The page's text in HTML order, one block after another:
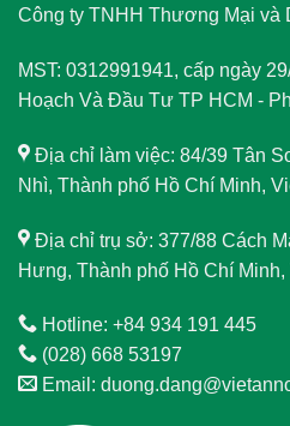
Công ty TNHH Thương Mại và
MST: 0312991941, cấp ngày
Hoạch Và Đầu Tư TP HCM -
Địa chỉ làm việc: 84/39 Tân
Nhì, Thành phố Hồ Chí Minh,
Địa chỉ trụ sở: 377/88 Cách
Hưng, Thành phố Hồ Chí Minh,
Hotline: +84 934 191 445
(028) 668 53197
Email: